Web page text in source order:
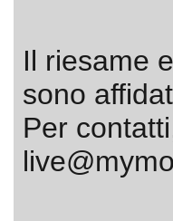
Il riesame
sono
Per